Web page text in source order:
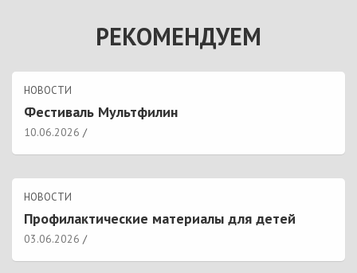
РЕКОМЕНДУЕМ
НОВОСТИ
Фестиваль Мультфилин
10.06.2026
НОВОСТИ
Профилактические материалы для детей
03.06.2026